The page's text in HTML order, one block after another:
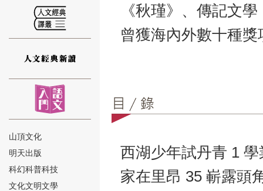
⑫
⑬
山頂文化
明天出版
科幻科普科技
文化文明文學
《秋瑾》、傳記文
曾獲海內外數十種獎
西湖少年試丹青 1
家在里昂 35 嶄露頭